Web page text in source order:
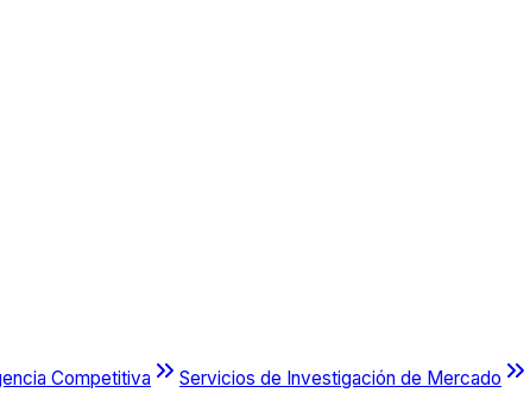
Competitiva Servicios de Investigación de Mercado